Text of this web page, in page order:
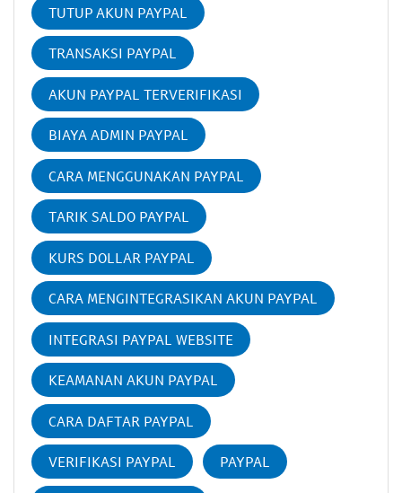
TUTUP AKUN PAYPAL
TRANSAKSI PAYPAL
AKUN PAYPAL TERVERIFIKASI
BIAYA ADMIN PAYPAL
CARA MENGGUNAKAN PAYPAL
TARIK SALDO PAYPAL
KURS DOLLAR PAYPAL
CARA MENGINTEGRASIKAN AKUN PAYPAL
INTEGRASI PAYPAL WEBSITE
KEAMANAN AKUN PAYPAL
CARA DAFTAR PAYPAL
VERIFIKASI PAYPAL PAYPAL